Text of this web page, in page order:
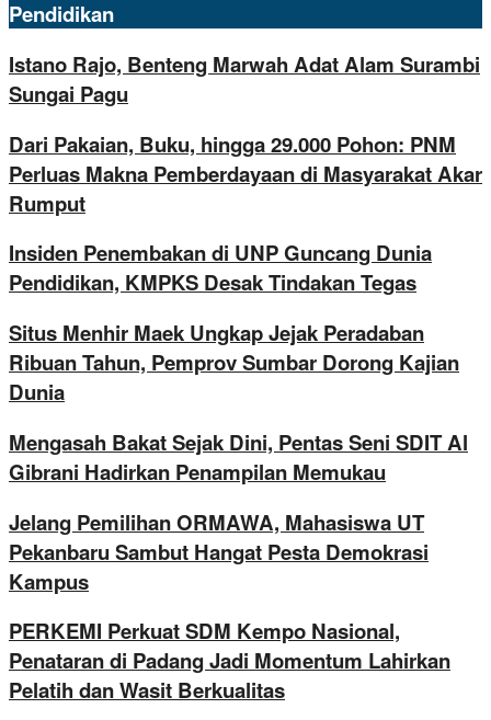
Pendidikan
Istano Rajo, Benteng Marwah Adat Alam Surambi
Sungai Pagu
Dari Pakaian, Buku, hingga 29.000 Pohon: PNM
Perluas Makna Pemberdayaan di Masyarakat Akar
Rumput
Insiden Penembakan di UNP Guncang Dunia
Pendidikan, KMPKS Desak Tindakan Tegas
Situs Menhir Maek Ungkap Jejak Peradaban
Ribuan Tahun, Pemprov Sumbar Dorong Kajian
Dunia
Mengasah Bakat Sejak Dini, Pentas Seni SDIT Al
Gibrani Hadirkan Penampilan Memukau
Jelang Pemilihan ORMAWA, Mahasiswa UT
Pekanbaru Sambut Hangat Pesta Demokrasi
Kampus
PERKEMI Perkuat SDM Kempo Nasional,
Penataran di Padang Jadi Momentum Lahirkan
Pelatih dan Wasit Berkualitas